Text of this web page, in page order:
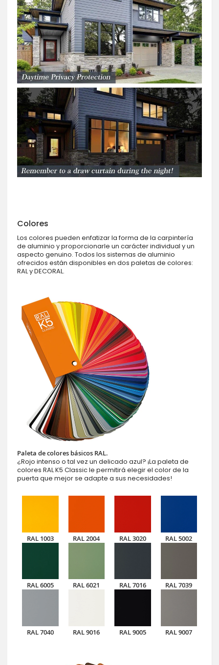
Colores
Los colores pueden enfatizar la forma de la carpintería
de aluminio y proporcionarle un carácter individual y un
aspecto genuino. Todos los sistemas de aluminio
ofrecidos están disponibles en dos paletas de colores:
RAL y DECORAL.
Paleta de colores básicos RAL.
¿Rojo intenso o tal vez un delicado azul? ¡La paleta de
colores RAL K5 Classic le permitirá elegir el color de la
puerta que mejor se adapte a sus necesidades!
RAL 1003 RAL 2004 RAL 3020 RAL 5002
RAL 6005 RAL 6021 RAL 7016 RAL 7039
RAL 7040 RAL 9016 RAL 9005 RAL 9007